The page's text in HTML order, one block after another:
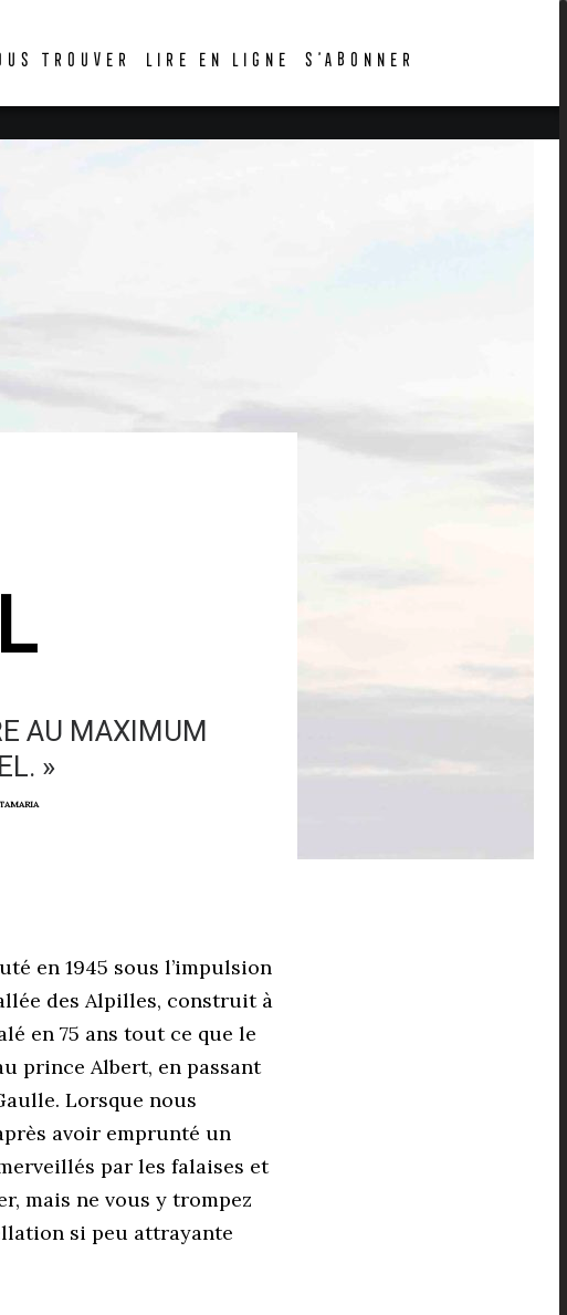
TROUVER LIRE EN LIGNE S’ABONNER
AU MAXIMUM
»
en 1945 sous l’impulsion
des Alpilles, construit à
en 75 ans tout ce que le
prince Albert, en passant
Lorsque nous
avoir emprunté un
par les falaises et
mais ne vous y trompez
si peu attrayante